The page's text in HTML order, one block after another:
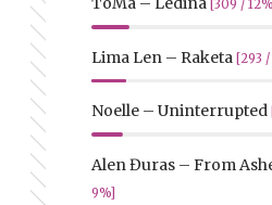
[309 / 12%]
Lima Len – Raketa [293 /
Noelle – Uninterrupted
Alen Đuras – From
9%]